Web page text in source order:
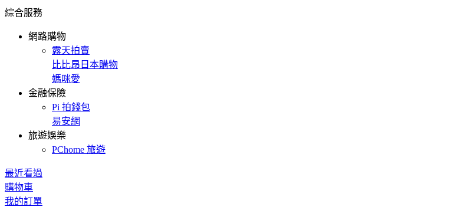
綜合服務
網路購物
露天拍賣
比比昂日本購物
媽咪愛
金融保險
Pi 拍錢包
易安網
旅遊娛樂
PChome 旅遊
最近看過
購物車
我的訂單